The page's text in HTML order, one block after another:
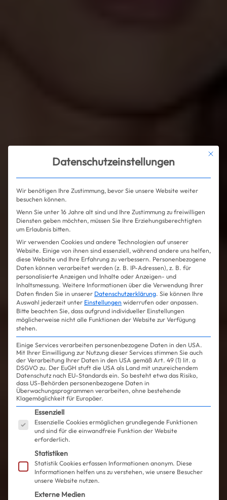
Mit
Datenschutzeinstellungen
Wir benötigen Ihre Zustimmung, bevor Sie unsere Website weiter
besuchen können.
Wenn Sie unter 16 Jahre alt sind und Ihre Zustimmung zu freiwilligen
Diensten geben möchten, müssen Sie Ihre Erziehungsberechtigten
um Erlaubnis bitten.
Wir verwenden Cookies und andere Technologien auf unserer
Website. Einige von ihnen sind essenziell, während andere uns helfen,
diese Website und Ihre Erfahrung zu verbessern. Personenbezogene
Daten können verarbeitet werden (z. B. IP-Adressen), z. B. für
personalisierte Anzeigen und Inhalte oder Anzeigen- und
Inhaltsmessung. Weitere Informationen über die Verwendung Ihrer
Daten finden Sie in unserer Datenschutzerklärung. Sie können Ihre
Auswahl jederzeit unter Einstellungen widerrufen oder anpassen.
Bitte beachten Sie, dass aufgrund individueller Einstellungen
möglicherweise nicht alle Funktionen der Website zur Verfügung
stehen.
Einige Services verarbeiten personenbezogene Daten in den USA.
Mit Ihrer Einwilligung zur Nutzung dieser Services stimmen Sie auch
der Verarbeitung Ihrer Daten in den USA gemäß Art. 49 (1) lit. a
DSGVO zu. Der EuGH stuft die USA als Land mit unzureichendem
Datenschutz nach EU-Standards ein. So besteht etwa das Risiko,
dass US-Behörden personenbezogene Daten in
Überwachungsprogrammen verarbeiten, ohne bestehende
Klagemöglichkeit für Europäer.
Es folgt eine Liste der Service-Gruppen, für die
Essenziell
Essenzielle Cookies ermöglichen grundlegende Funktionen
und sind für die einwandfreie Funktion der Website
erforderlich.
Statistiken
Statistik Cookies erfassen Informationen anonym. Diese
Informationen helfen uns zu verstehen, wie unsere Besucher
unsere Website nutzen.
Externe Medien